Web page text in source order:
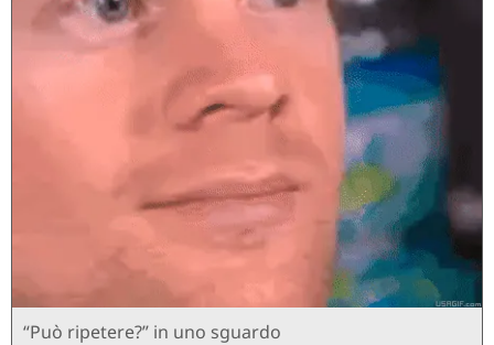
“Può ripetere?” in uno sguardo